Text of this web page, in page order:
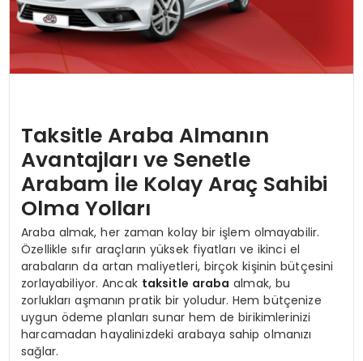
Taksitle Araba Almanın
Avantajları ve Senetle
Arabam İle Kolay Araç Sahibi
Olma Yolları
Araba almak, her zaman kolay bir işlem olmayabilir.
Özellikle sıfır araçların yüksek fiyatları ve ikinci el
arabaların da artan maliyetleri, birçok kişinin bütçesini
zorlayabiliyor. Ancak taksitle araba almak, bu
zorlukları aşmanın pratik bir yoludur. Hem bütçenize
uygun ödeme planları sunar hem de birikimlerinizi
harcamadan hayalinizdeki arabaya sahip olmanızı
sağlar.